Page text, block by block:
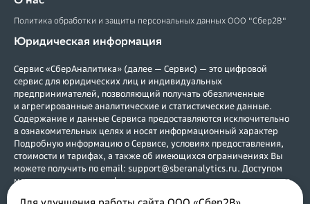
Политика обработки и защиты персональных данных ООО "Сбер2В"
Юридическая информация
Сервис «СберАналитика» (далее — Сервис) — это цифровой
сервис для юридических лиц и индивидуальных
предпринимателей, позволяющий получать обезличенные
и агрегированные аналитические и статистические данные.
Содержание и данные Сервиса предоставляются исключительно
в ознакомительных целях и носят информационный характер
Подробную информацию о Сервисе, условиях предоставления,
стоимости и тарифах, а также об имеющихся ограничениях Вы
можете получить по email: support@sberanalytics.ru. Доступом
могут воспользоваться физические и юридические лица, а также